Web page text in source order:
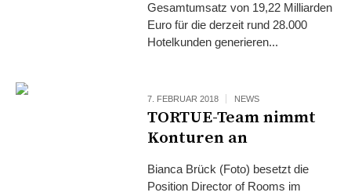
Gesamtumsatz von 19,22 Milliarden
Euro für die derzeit rund 28.000
Hotelkunden generieren...
7. FEBRUAR 2018 NEWS
TORTUE-Team nimmt
Konturen an
Bianca Brück (Foto) besetzt die
Position Director of Rooms im